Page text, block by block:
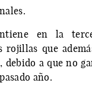
en la
rojillas que
a que no
año.